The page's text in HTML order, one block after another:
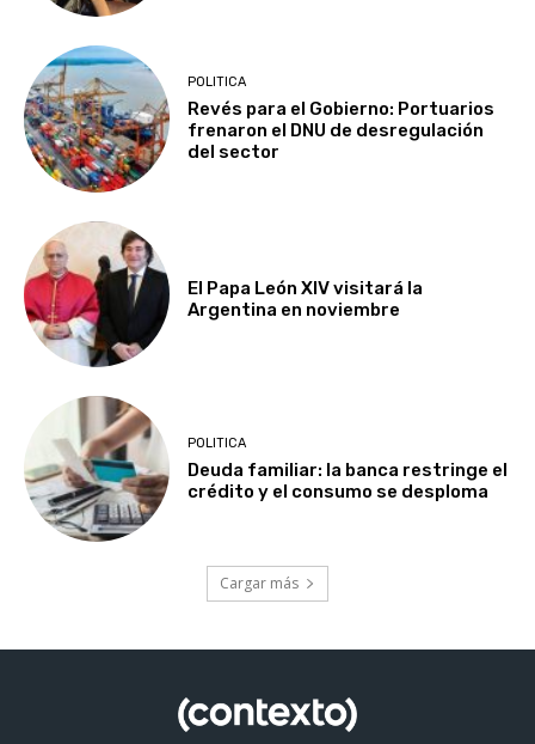
POLITICA
Revés para el Gobierno: Portuarios
frenaron el DNU de desregulación
del sector
El Papa León XIV visitará la
Argentina en noviembre
POLITICA
Deuda familiar: la banca restringe el
crédito y el consumo se desploma
Cargar más